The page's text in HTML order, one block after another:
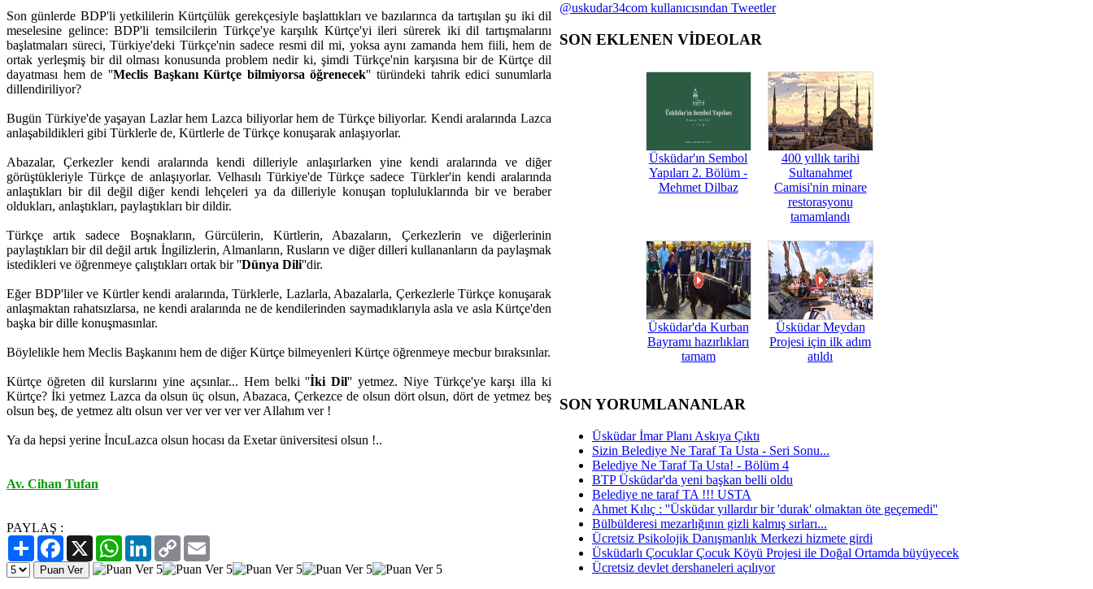
Son günlerde BDP'li yetkililerin Kürtçülük gerekçesiyle başlattıkları ve bazılarınca da tartışılan şu iki dil
meselesine gelince: BDP'li temsilcilerin Türkçe'ye karşılık Kürtçe'yi ileri sürerek iki dil tartışmalarını
başlatmaları süreci, Türkiye'deki Türkçe'nin sadece resmi dil mi, yoksa aynı zamanda hem fiili, hem de
ortak yerleşmiş bir dil olması konusunda problem nedir ki, şimdi Türkçe'nin karşısına bir de Kürtçe dil
dayatması hem de ''Meclis Başkanı Kürtçe bilmiyorsa öğrenecek'' türündeki tahrik edici sunumlarla
dillendiriliyor?
Bugün Türkiye'de yaşayan Lazlar hem Lazca biliyorlar hem de Türkçe biliyorlar. Kendi aralarında Lazca
anlaşabildikleri gibi Türklerle de, Kürtlerle de Türkçe konuşarak anlaşıyorlar.
Abazalar, Çerkezler kendi aralarında kendi dilleriyle anlaşırlarken yine kendi aralarında ve diğer
görüştükleriyle Türkçe de anlaşıyorlar. Velhasılı Türkiye'de Türkçe sadece Türkler'in kendi aralarında
anlaştıkları bir dil değil diğer kendi lehçeleri ya da dilleriyle konuşan topluluklarında bir ve beraber
oldukları, anlaştıkları, paylaştıkları bir dildir.
Türkçe artık sadece Boşnakların, Gürcülerin, Kürtlerin, Abazaların, Çerkezlerin ve diğerlerinin
paylaştıkları bir dil değil artık İngilizlerin, Almanların, Rusların ve diğer dilleri kullananların da paylaşmak
istedikleri ve öğrenmeye çalıştıkları ortak bir ''Dünya Dili''dir.
Eğer BDP'liler ve Kürtler kendi aralarında, Türklerle, Lazlarla, Abazalarla, Çerkezlerle Türkçe konuşarak
anlaşmaktan rahatsızlarsa, ne kendi aralarında ne de kendilerinden saymadıklarıyla asla ve asla Kürtçe'den
başka bir dille konuşmasınlar.
Böylelikle hem Meclis Başkanını hem de diğer Kürtçe bilmeyenleri Kürtçe öğrenmeye mecbur bıraksınlar.
Kürtçe öğreten dil kurslarını yine açsınlar... Hem belki ''İki Dil'' yetmez. Niye Türkçe'ye karşı illa ki
Kürtçe? İki yetmez Lazca da olsun üç olsun, Abazaca, Çerkezce de olsun dört olsun, dört de yetmez beş
olsun beş, de yetmez altı olsun ver ver ver ver ver Allahım ver !
Ya da hepsi yerine İncuLazca olsun hocası da Exetar üniversitesi olsun !..
Av. Cihan Tufan
PAYLAŞ :
PaylaşFacebook
X WhatsAppLinkedIn
Copy
Link
@uskudar34com kullanıcısından Tweetler
SON EKLENEN VİDEOLAR
Üsküdar'ın Sembol
Yapıları 2. Bölüm -
Mehmet Dilbaz
400 yıllık tarihi
Sultanahmet
Camisi'nin minare
restorasyonu
tamamlandı
Üsküdar'da Kurban
Bayramı hazırlıkları
tamam
Üsküdar Meydan
Projesi için ilk adım
atıldı
SON YORUMLANANLAR
Üsküdar İmar Planı Askıya Çıktı
Sizin Belediye Ne Taraf Ta Usta - Seri Sonu...
Belediye Ne Taraf Ta Usta! - Bölüm 4
BTP Üsküdar'da yeni başkan belli oldu
Belediye ne taraf TA !!! USTA
Ahmet Kılıç : ''Üsküdar yıllardır bir 'durak' olmaktan öte geçemedi''
Bülbülderesi mezarlığının gizli kalmış sırları...
Ücretsiz Psikolojik Danışmanlık Merkezi hizmete girdi
Üsküdarlı Çocuklar Çocuk Köyü Projesi ile Doğal Ortamda büyüyecek
Ücretsiz devlet dershaneleri açılıyor